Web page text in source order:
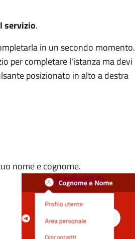
servizio.
in un secondo momento.
per completare l'istanza ma devi
posizionato in alto a destra
nome e cognome.